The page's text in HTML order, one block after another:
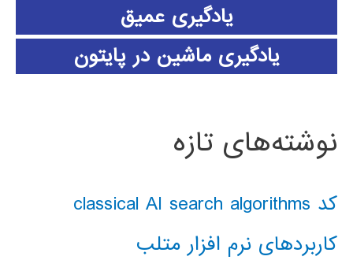
یادگیری عمیق
یادگیری ماشین در پایتون
نوشته‌های تازه
کد classical AI search algorithms
کاربردهای نرم افزار متلب